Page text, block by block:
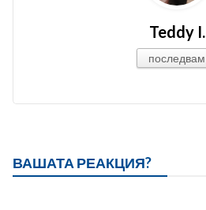
Teddy I.
последвам
ВАШАТА РЕАКЦИЯ?